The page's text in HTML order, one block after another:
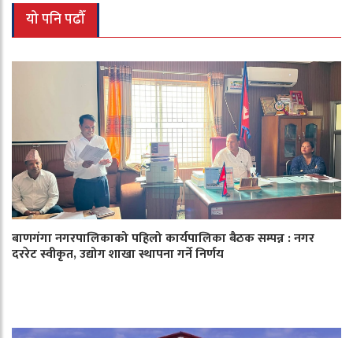
यो पनि पढौँ
बाणगंगा नगरपालिकाको पहिलो कार्यपालिका बैठक सम्पन्न : नगर
दररेट स्वीकृत, उद्योग शाखा स्थापना गर्ने निर्णय